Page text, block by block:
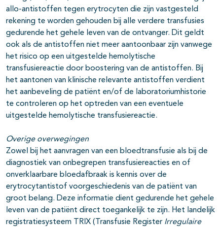
allo-antistoffen tegen erytrocyten die zijn vastgesteld
rekening te worden gehouden bij alle verdere transfusies
gedurende het gehele leven van de ontvanger. Dit geldt
ook als de antistoffen niet meer aantoonbaar zijn vanwege
het risico op een uitgestelde hemolytische
transfusiereactie door boostering van de antistoffen. Bij
het aantonen van klinische relevante antistoffen verdient
het aanbeveling de patiënt en/of de laboratoriumhistorie
te controleren op het optreden van een eventuele
uitgestelde hemolytische transfusiereactie.
Overige overwegingen
Zowel bij het aanvragen van een bloedtransfusie als bij de
diagnostiek van onbegrepen transfusiereacties en of
onverklaarbare bloedafbraak is kennis over de
erytrocytantistof voorgeschiedenis van de patiënt van
groot belang. Deze informatie dient gedurende het gehele
leven van de patiënt direct toegankelijk te zijn. Het landelijk
registratiesysteem TRIX (Transfusie Register Irregulaire